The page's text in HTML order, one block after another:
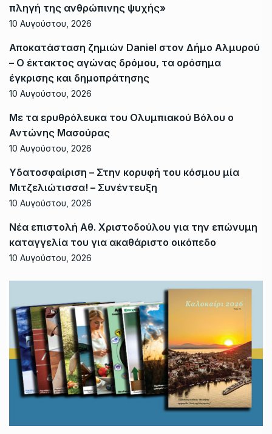
πληγή της ανθρώπινης ψυχής»
10 Αυγούστου, 2026
Αποκατάσταση ζημιών Daniel στον Δήμο Αλμυρού
– Ο έκτακτος αγώνας δρόμου, τα ορόσημα
έγκρισης και δημοπράτησης
10 Αυγούστου, 2026
Με τα ερυθρόλευκα του Ολυμπιακού Βόλου ο
Αντώνης Μασούρας
10 Αυγούστου, 2026
Υδατοσφαίριση – Στην κορυφή του κόσμου μία
Μιτζελιώτισσα! – Συνέντευξη
10 Αυγούστου, 2026
Νέα επιστολή Αθ. Χριστοδούλου για την επώνυμη
καταγγελία του για ακαθάριστο οικόπεδο
10 Αυγούστου, 2026